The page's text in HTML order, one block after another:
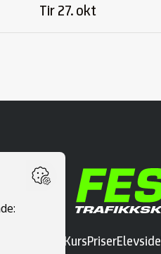
Tir 27. okt
KursPriserElevside